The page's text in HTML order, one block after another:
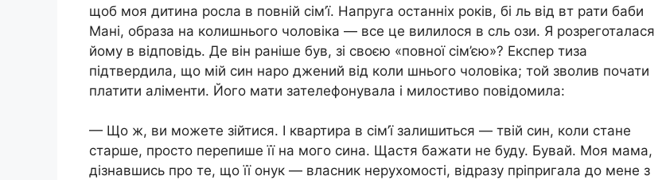
щоб моя дитина росла в повній сім’ї. Напруга останніх років, бі ль від вт рати баби
Мані, образа на колишнього чоловіка — все це вилилося в сль ози. Я розреготалася
йому в відповідь. Де він раніше був, зі своєю «повної сім’єю»? Експер тиза
підтвердила, що мій син наро джений від коли шнього чоловіка; той зволив почати
платити аліменти. Його мати зателефонувала і милостиво повідомила:
— Що ж, ви можете зійтися. І квартира в сім’ї залишиться — твій син, коли стане
старше, просто перепише її на мого сина. Щастя бажати не буду. Бувай. Моя мама,
дізнавшись про те, що її онук — власник нерухомості, відразу пріпригала до мене з